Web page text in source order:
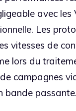
avec les
Les
vitesses de
lors du
campagnes
bande passante.